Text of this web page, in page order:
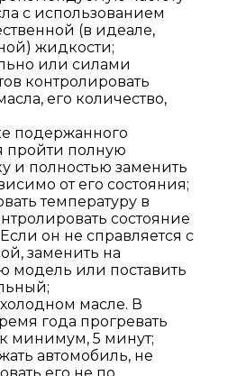
с использованием
(в идеале,
жидкости;
или силами
контролировать
его количество,
подержанного
пройти полную
и полностью заменить
от его состояния;
температуру в
состояние
он не справляется с
заменить на
модель или поставить
холодном масле. В
года прогревать
минимум, 5 минут;
автомобиль, не